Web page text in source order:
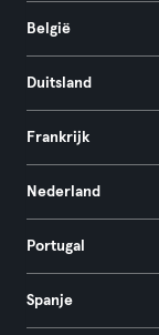
België
Duitsland
Frankrijk
Nederland
Portugal
Spanje